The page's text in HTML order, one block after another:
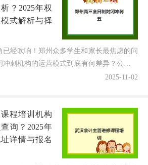
？2025年权
式解析与择
已经吹响！郑州众多学生和家长最焦虑的问
刺机构的运营模式到底有何差异？公办机
里？如何透过表面宣传看清机构的...2025-11-02
程培训机构
询？2025年
详情与报名